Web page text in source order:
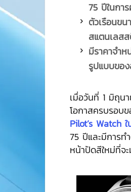
75 ปีในกา
ตัวเรือนขน
สแตนเลส
มีราคาจำ
รูปแบบขอ
เมื่อวันที่ 1 มิถุน
โอกาสครบรอบ
Pilot’s Watch
75 ปีและมีการ
หน้าปัดสีใหม่ที่จ